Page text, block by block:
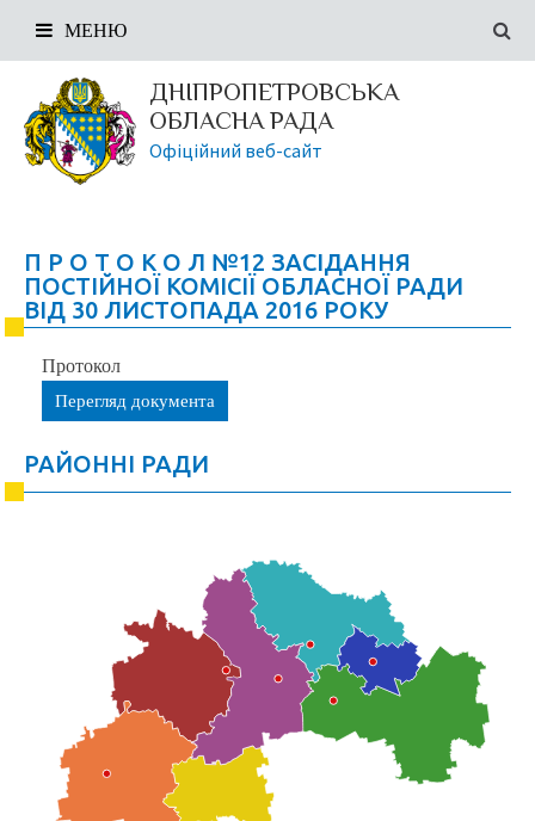
ДНІПРОПЕТРОВСЬКА
ОБЛАСНА РАДА
Офіційний веб-сайт
МЕНЮ
П Р О Т О К О Л №12 ЗАСІДАННЯ
ПОСТІЙНОЇ КОМІСІЇ ОБЛАСНОЇ РАДИ
ВІД 30 ЛИСТОПАДА 2016 РОКУ
Протокол
Перегляд документа
РАЙОННІ РАДИ